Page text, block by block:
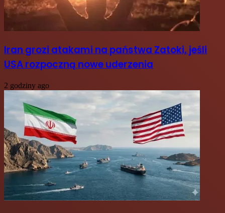
Iran grozi atakami na państwa Zatoki, jeśli
USA rozpoczną nowe uderzenia
2 godziny ago